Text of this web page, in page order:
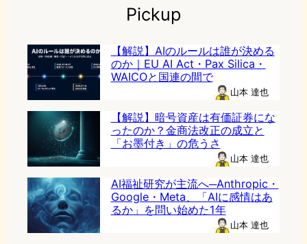
Pickup
【解説】AIのルールは誰が決める
のか｜EU AI Act・Pax Silica・
WAICOと国連の間で
山本 達也
【解説】暗号資産は有価証券にな
ったのか？金商法改正の成立と
「お墨付き」の危うさ
山本 達也
AI福祉研究が主流へ─Anthropic・
Google・Meta、「AIに感情はあ
るか」を問い始めた1年
山本 達也